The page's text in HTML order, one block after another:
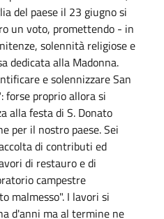
del paese il 23 giugno si
un voto, promettendo - in
solennità religiose e
dedicata alla Madonna.
e solennizzare San
forse proprio allora si
alla festa di S. Donato
per il nostro paese. Sei
di contributi ed
di restauro e di
campestre
malmesso". I lavori si
d'anni ma al termine ne